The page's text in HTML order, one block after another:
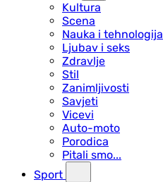
Kultura
Scena
Nauka i tehnologija
Ljubav i seks
Zdravlje
Stil
Zanimljivosti
Savjeti
Vicevi
Auto-moto
Porodica
Pitali smo...
Sport